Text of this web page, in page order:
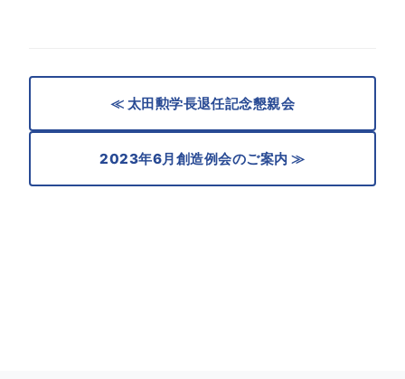
≪ 太田勲学長退任記念懇親会
2023年6月創造例会のご案内 ≫